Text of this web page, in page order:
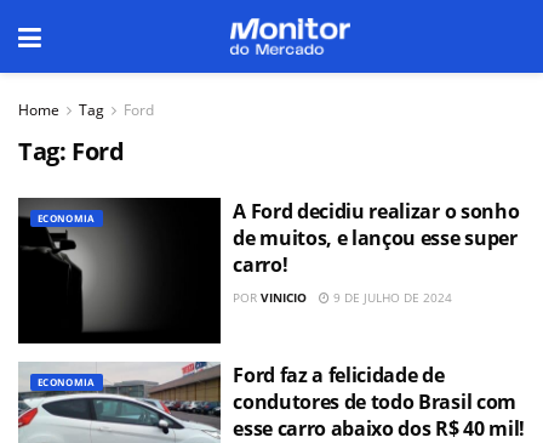
Home Tag Ford
Tag: Ford
ECONOMIA
A Ford decidiu realizar o sonho
de muitos, e lançou esse super
carro!
POR VINICIO 9 DE JULHO DE 2024
ECONOMIA
Ford faz a felicidade de
condutores de todo Brasil com
esse carro abaixo dos R$ 40 mil!